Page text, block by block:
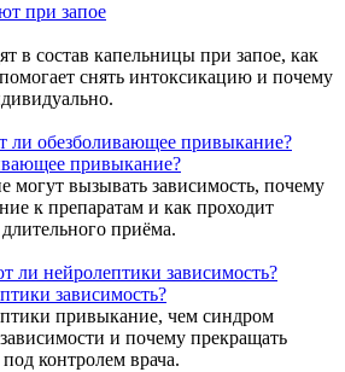
в состав капельницы при запое, как
снять интоксикацию и почему
привыкание?
могут вызывать зависимость, почему
к препаратам и как проходит
приёма.
зависимость?
привыкание, чем синдром
и почему прекращать
контролем врача.